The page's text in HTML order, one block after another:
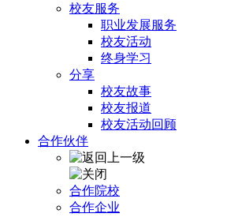
校友服务
职业发展服务
校友活动
终身学习
分享
校友故事
校友报道
校友活动回顾
合作伙伴
合作院校
合作企业